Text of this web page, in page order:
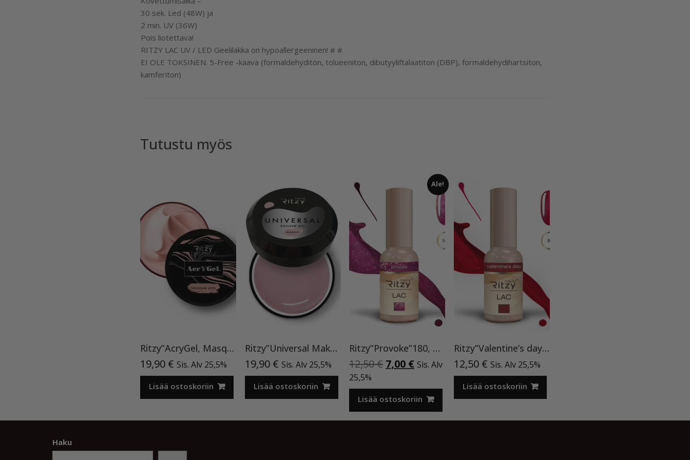
30 sek. Led (48W) ja
2 min. UV (36W)
Pois liotettava!
RITZY LAC UV / LED Geelilakka on hypoallergeeninen! # #
EI OLE TOKSINEN. 5-Free -kaava (formaldehyditön, tolueeniton, dibutyyliftalaatiton (DBP), formaldehydihartsiton,
kamferiton)
Tutustu myös
Ritzy”AcryGel, Masque Pink”15ml TPO-VAPAA
19,90 € Sis. Alv 25,5%
Lisää ostoskoriin
Ritzy”Universal Make Up”15ml, rakennegeeli TPO vapaa
19,90 € Sis. Alv 25,5%
Lisää ostoskoriin
Ale!
Ritzy”Provoke”180, geelilakka
12,50€ Alkuperäinen
oli:
12,50 €.
7,00 €Nykyinen
on:
7,00 €.
Sis. Alv
25,5%
Lisää ostoskoriin
Ritzy”Valentine’s day”90, geelilakka TPO vapaa
12,50 € Sis. Alv 25,5%
Lisää ostoskoriin
Haku